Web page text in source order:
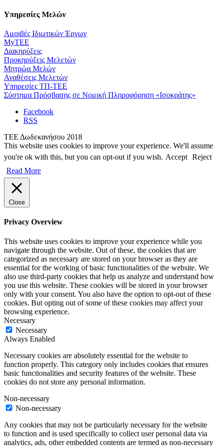
Υπηρεσίες Μελών
Αμοιβές Ιδιωτικών Έργων
MyTEE
Διακηρύξεις
Προκηρύξεις Μελετών
Μητρώα Μελών
Αναθέσεις Μελετών
Υπηρεσίες ΤΠ-ΤΕΕ
Σύστημα Πρόσβασης σε Νομική Πληροφόρηση «Ισοκράτης»
Facebook
RSS
ΤΕΕ Δωδεκανήσου 2018
This website uses cookies to improve your experience. We'll assume
you're ok with this, but you can opt-out if you wish. Accept Reject
Read More
Close
Privacy Overview
This website uses cookies to improve your experience while you
navigate through the website. Out of these, the cookies that are
categorized as necessary are stored on your browser as they are
essential for the working of basic functionalities of the website. We
also use third-party cookies that help us analyze and understand how
you use this website. These cookies will be stored in your browser
only with your consent. You also have the option to opt-out of these
cookies. But opting out of some of these cookies may affect your
browsing experience.
Necessary
Necessary
Always Enabled
Necessary cookies are absolutely essential for the website to
function properly. This category only includes cookies that ensures
basic functionalities and security features of the website. These
cookies do not store any personal information.
Non-necessary
Non-necessary
Any cookies that may not be particularly necessary for the website
to function and is used specifically to collect user personal data via
analytics, ads, other embedded contents are termed as non-necessary